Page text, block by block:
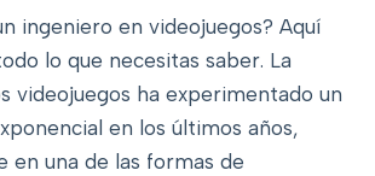
ingeniero en videojuegos? Aquí
lo que necesitas saber. La
videojuegos ha experimentado un
en los últimos años,
en una de las formas de